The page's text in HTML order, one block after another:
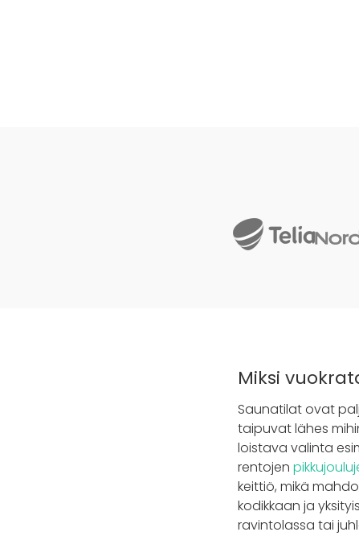
Miksi
Saunatilat ovat
taipuvat lähes
loistava valinta
rentojen
keittiö, mikä
kodikkaan ja
ravintolassa tai